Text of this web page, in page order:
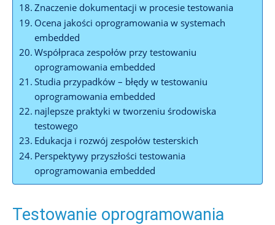
Znaczenie dokumentacji w procesie testowania
Ocena jakości oprogramowania w systemach
embedded
Współpraca zespołów przy testowaniu
oprogramowania embedded
Studia przypadków – błędy w testowaniu
oprogramowania embedded
najlepsze praktyki w tworzeniu środowiska
testowego
Edukacja i rozwój zespołów testerskich
Perspektywy przyszłości testowania
oprogramowania embedded
Testowanie oprogramowania